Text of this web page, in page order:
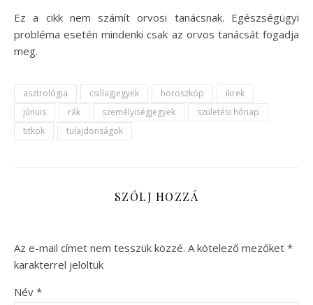
Ez a cikk nem számít orvosi tanácsnak. Egészségügyi
probléma esetén mindenki csak az orvos tanácsát fogadja
meg.
asztrológia csillagjegyek horoszkóp
ikrek
júnuis
rák személyiségjegyek
születési hónap
titkok
tulajdonságok
SZÓLJ HOZZÁ
Az e-mail címet nem tesszük közzé. A kötelező mezőket *
karakterrel jelöltük
Név *